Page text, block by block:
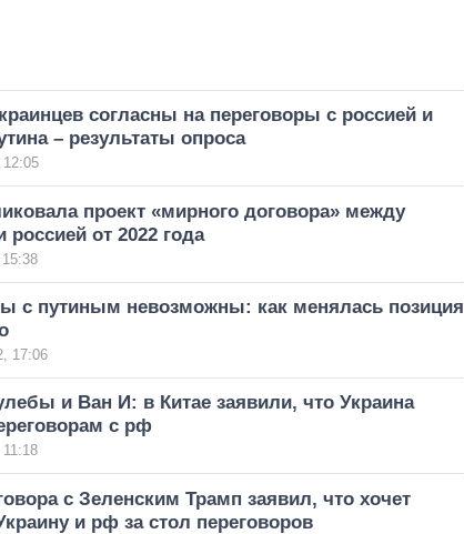
согласны на переговоры с россией и
– результаты опроса
проект «мирного договора» между
россией от 2022 года
с путиным невозможны: как менялась позиция
17:06
и Ван И: в Китае заявили, что Украина
с рф
с Зеленским Трамп заявил, что хочет
и рф за стол переговоров